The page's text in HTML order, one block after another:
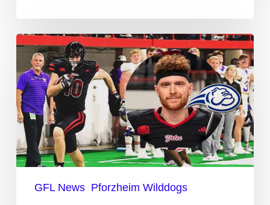
AJ
Coons
schließt
sich
2026
den
Pforzheim
Wilddogs
GFL News Pforzheim Wilddogs